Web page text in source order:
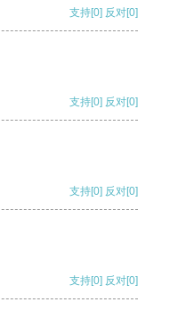
支持[0] 反对[0]
支持[0] 反对[0]
支持[0] 反对[0]
支持[0] 反对[0]